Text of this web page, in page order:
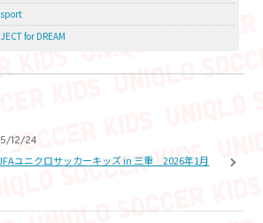
for DREAM
12/24
ユニクロサッカーキッズ in 三重 2026年1月